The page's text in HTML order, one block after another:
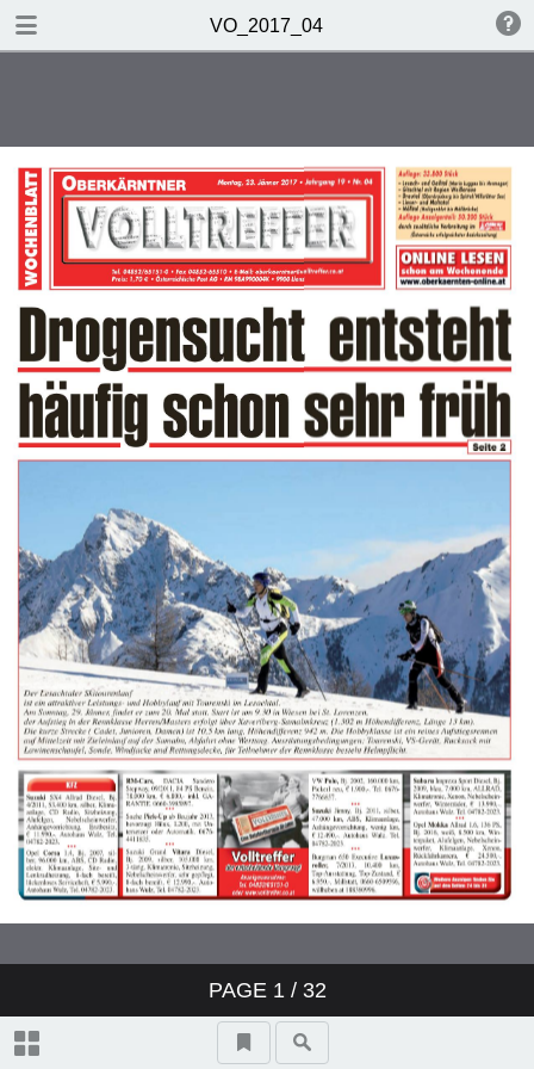
VO_2017_04
PAGE 1/ 32
TABLE OF CONTENTS
Musik voller Taktgefühl
Hallo Oberkärnten - da bin ich!
Bild für alle
Was ist los in Oberkärnten?
Volltreffer
Glückwünsche
Was? Wann? Wo?